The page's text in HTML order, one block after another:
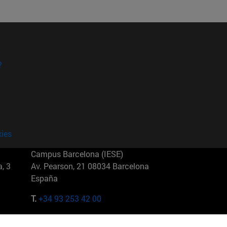
3
Campus Barcelona (IESE)
Av. Pearson, 21 08034 Barcelona
España
T.+34 93 253 42 00